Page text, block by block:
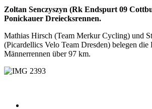
Zoltan Senczyszyn (Rk Endspurt 09
Ponickauer Dreiecksrennen.
Mathias Hirsch (Team Merkur Cycling) und
(Picardellics Velo Team Dresden) belegen die
Männerrennen über 97 km.